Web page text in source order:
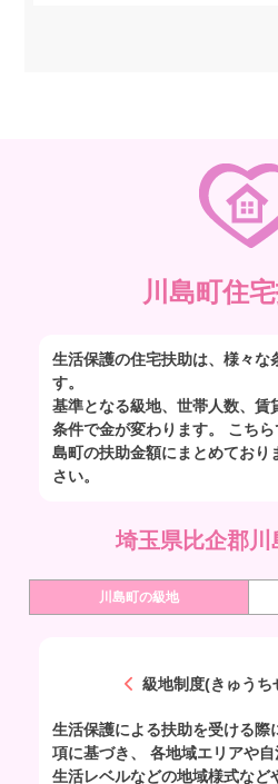
川島町住
生活保護の住宅扶助は、様々な
す。
基準となる級地、世帯人数、賃
条件で金が変わります。 こちら
島町の扶助金額にまとめており
さい。
埼玉県比企郡川
川島町の級地
級地制度(きゅうち
生活保護による扶助を受ける際
項に基づき、 各地域エリアや自
生活レベルなどの地域様式など